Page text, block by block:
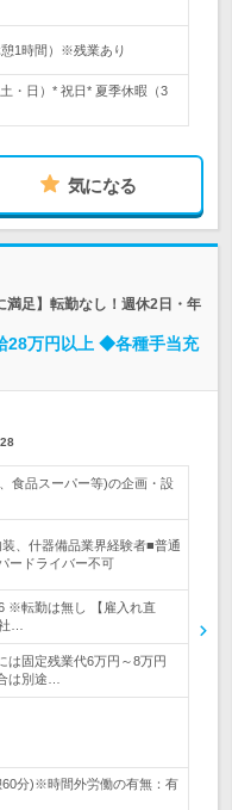
1時間）※残業あり
・日）* 祝日* 夏季休暇（3
気になる
満足】転勤なし！週休2日・年
28万円以上 ◆各種手当充
食品スーパー等)の企画・設
、什器備品業界経験者■普通
ードライバー不可
※転勤は無し 【雇入れ直
…
は固定残業代6万円～8万円
は別途…
60分)※時間外労働の有無：有